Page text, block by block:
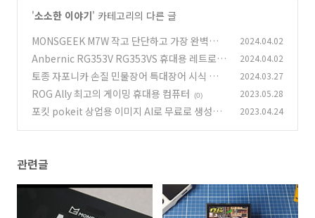
'소소한 이야기' 카테고리의 다른 글
MONSGEEK M7W 작고 단단하고 가장 완벽한
키보드 (0)
2024.04.02
Anbernic RG353V RG353VS 휴대용 레트로
고전 오락 게임기
(0)
2024.04.02
토종 자포니카 손질 민물장어 특대장어 시식 후기
(2)
2024.03.27
ROG Ally 최고의 게이밍 휴대용 컴퓨터 (0) 2023.05.28
포킷 pokeit 상업용 이미지 AI로 무료로 생성해
2023.04.24
관련글